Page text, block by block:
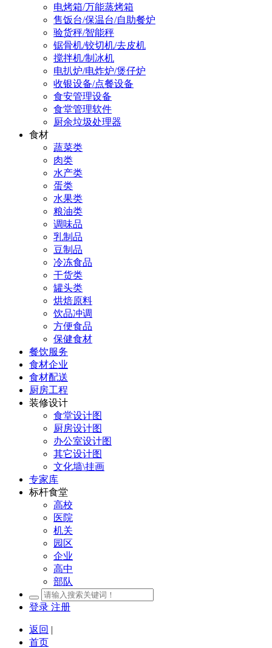
电烤箱/万能蒸烤箱
售饭台/保温台/自助餐炉
验货秤/智能秤
锯骨机/铰切机/去皮机
搅拌机/制冰机
电扒炉/电炸炉/煲仔炉
收银设备/点餐设备
食安管理设备
食堂管理软件
厨余垃圾处理器
食材
蔬菜类
肉类
水产类
蛋类
水果类
粮油类
调味品
乳制品
豆制品
冷冻食品
干货类
罐头类
烘焙原料
饮品冲调
方便食品
保健食材
餐饮服务
食材企业
食材配送
厨房工程
装修设计
食堂设计图
厨房设计图
办公室设计图
其它设计图
文化墙\挂画
专家库
标杆食堂
高校
医院
机关
园区
企业
高中
部队
登录 注册
返回 |
首页